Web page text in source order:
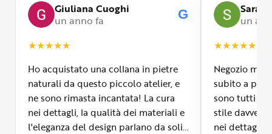
Giuliana Cuoghi
un anno fa
G
★★★★★
Ho acquistato una collana in pietre
naturali da questo piccolo atelier, e
ne sono rimasta incantata! La cura
nei dettagli, la qualità dei materiali e
l'eleganza del design parlano da soli.
Sara
un
★★★★★
Negozio
subito a
sono tutti
stile davvero
nei dettagli,